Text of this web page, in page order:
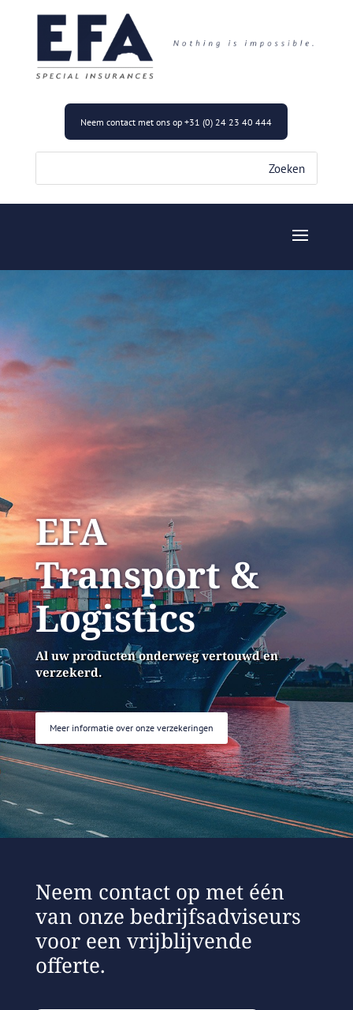
Neem contact met ons op +31 (0) 24 23 40 444
EFA
Transport &
Logistics
Al uw producten onderweg vertouwd en
verzekerd.
Meer informatie over onze verzekeringen
Neem contact op met één
van onze bedrijfsadviseurs
voor een vrijblijvende
offerte.